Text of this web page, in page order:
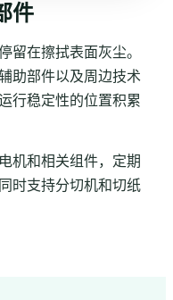
件
留在擦拭表面灰尘。
助部件以及周边技术
行稳定性的位置积累
机和相关组件，定期
时支持分切机和切纸